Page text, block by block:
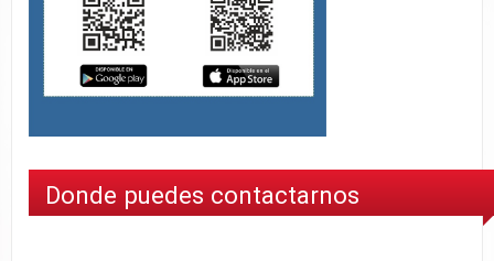
Donde puedes contactarnos